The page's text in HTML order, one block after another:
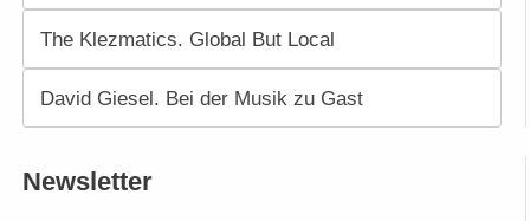
The Klezmatics. Global But Local
David Giesel. Bei der Musik zu Gast
Newsletter